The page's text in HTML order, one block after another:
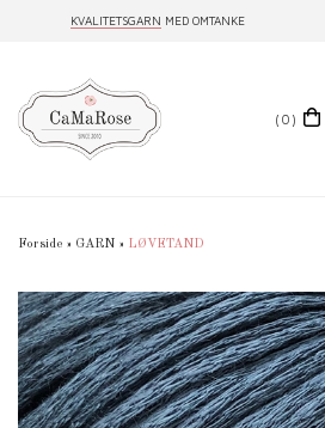
KVALITETSGARN MED OMTANKE
(0)
Forside » GARN » LØVETAND